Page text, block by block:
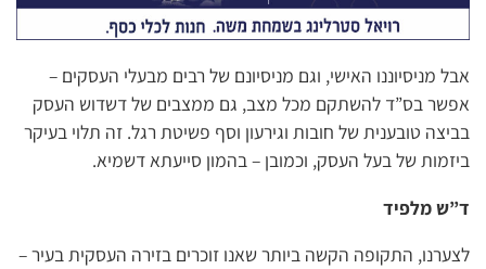
אבל מניסיוננו האישי, וגם מניסיונם של רבים מבעלי העסקים –
אפשר בס”ד להשתקם מכל מצב, גם ממצבים של דשדוש העסק
בביצה טובענית של חובות וגירעון וסף פשיטת רגל. זה תלוי בעיקר
ביזמות של בעל העסק, וכמובן – בהמון סייעתא דשמיא.
ד”ש מלפיד
לצערנו, התקופה הקשה ביותר שאנו זוכרים בזירה העסקית בעיר –